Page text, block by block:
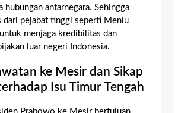
hubungan antarnegara. Sehingga
dari pejabat tinggi seperti Menlu
menjaga kredibilitas dan
luar negeri Indonesia.
ke Mesir dan Sikap
Isu Timur Tengah